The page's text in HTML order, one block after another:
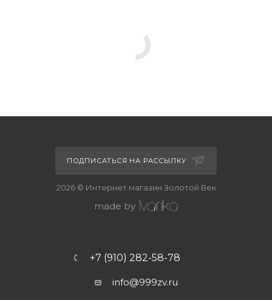
ПОДПИСАТЬСЯ НА РАССЫЛКУ
2026 © Интернет магазин Золотой Век
made by
+7 (910) 282-58-78
info@999zv.ru